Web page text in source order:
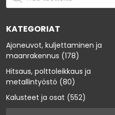
KATEGORIAT
Ajoneuvot, kuljettaminen ja
maanrakennus (178)
Hitsaus, polttoleikkaus ja
metallintyöstö (80)
Kalusteet ja osat (552)